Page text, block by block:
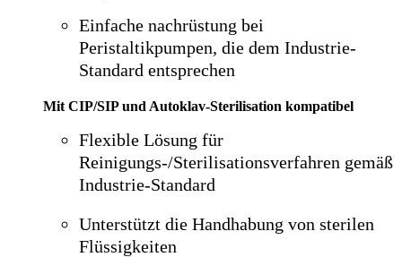
Einfache nachrüstung bei
Peristaltikpumpen, die dem Industrie-
Standard entsprechen
Mit CIP/SIP und Autoklav-Sterilisation kompatibel
Flexible Lösung für
Reinigungs-/Sterilisationsverfahren gemäß
Industrie-Standard
Unterstützt die Handhabung von sterilen
Flüssigkeiten